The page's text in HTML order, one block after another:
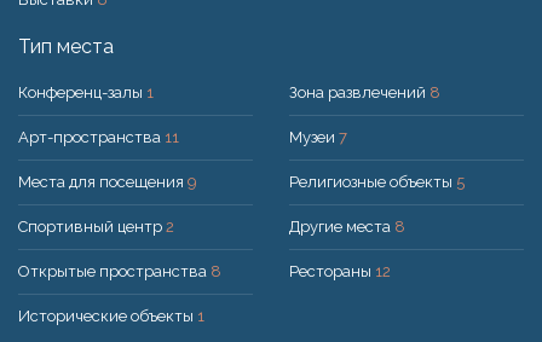
Тип места
Конференц-залы 1
Арт-пространства 11
Места для посещения 9
Спортивный центр 2
Открытые пространства 8
Исторические объекты 1
Зона развлечений 8
Музеи 7
Религиозные объекты 5
Другие места 8
Рестораны 12